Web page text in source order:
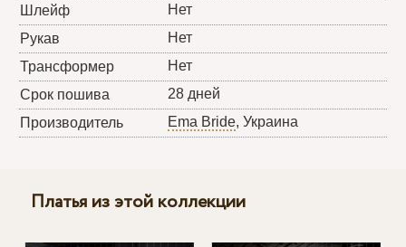
Шлейф
Нет
Рукав
Нет
Трансформер
Нет
Срок пошива
28 дней
Производитель
Ema Bride, Украина
Платья из этой коллекции